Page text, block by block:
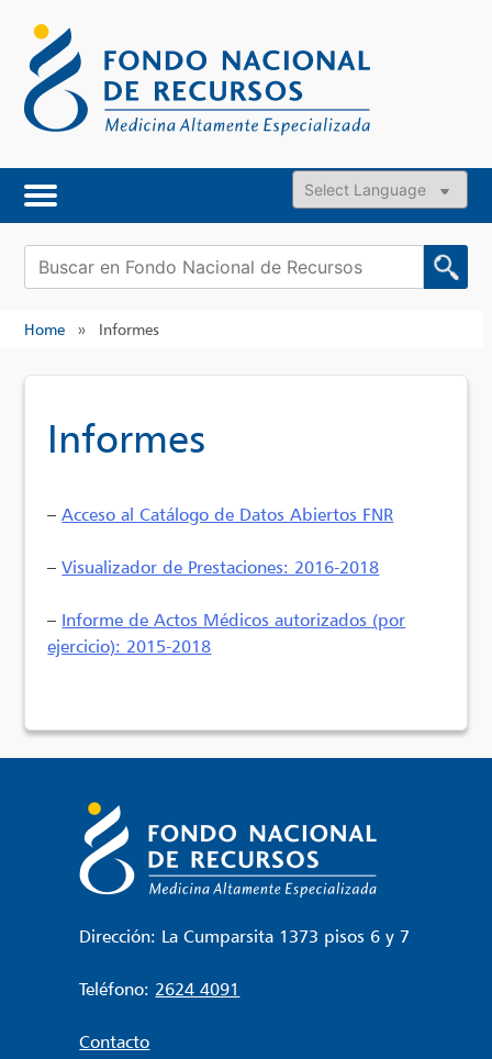
content
Powered by
Buscar:
Home » Informes
Informes
–Acceso al Catálogo de Datos Abiertos FNR
–Visualizador de Prestaciones: 2016-2018
– Informe de Actos Médicos autorizados (por
ejercicio): 2015-2018
Dirección: La Cumparsita 1373 pisos 6 y 7
Teléfono: 2624 4091
Contacto